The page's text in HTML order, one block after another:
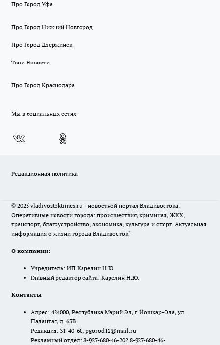
Про Город Уфа
Про Город Нижний Новгород
Про Город Дзержинск
Твои Новости
Про Город Краснодара
Мы в социальных сетях
Редакционная политика
© 2025 vladivostoktimes.ru - новостной портал Владивостока.
Оперативные новости города: происшествия, криминал, ЖКХ,
транспорт, благоустройство, экономика, культура и спорт. Актуальная
информация о жизни города Владивосток"
О компании:
Учредитель: ИП Карелин Н.Ю
Главный редактор сайта: Карелин Н.Ю.
Контакты
Адрес: 424000, Республика Марий Эл, г. Йошкар-Ола, ул.
Палантая, д. 63В
Редакция: 31-40-60, pgorod12@mail.ru
Рекламный отдел: 8-927-680-46-20? 8-927-680-46-